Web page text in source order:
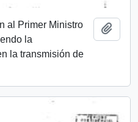
al Primer Ministro
la
la transmisión de